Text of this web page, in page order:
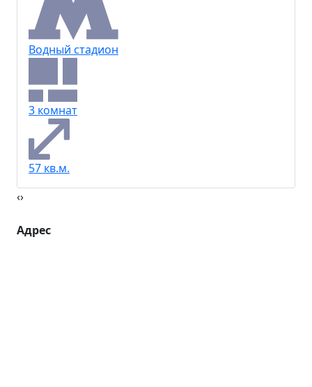
Водный стадион
3 комнат
57 кв.м.
‹›
Адрес